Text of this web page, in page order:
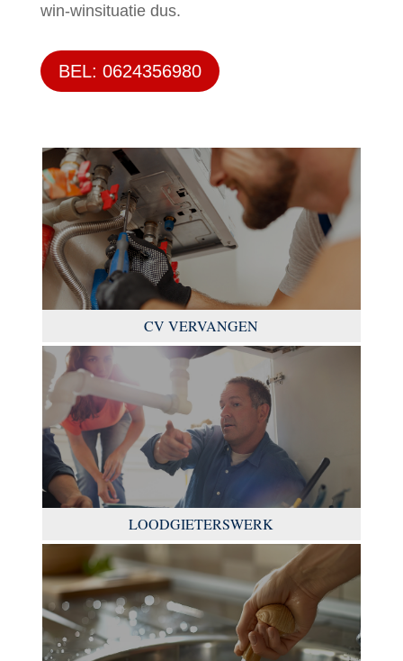
win-winsituatie dus.
BEL: 0624356980
CV VERVANGEN
LOODGIETERSWERK